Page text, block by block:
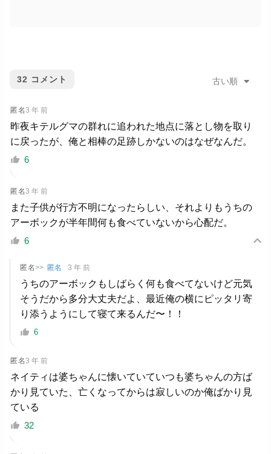
32 コメント 古い順
匿名3 年 前
昨夜キテルグマの群れに追われた地点に落とし物を取り
に戻ったが、俺と相棒の足跡しかないのはなぜなんだ。
6
匿名3 年 前
また子供が行方不明になったらしい、それよりもうちの
アーボックが半年間何も食べていないから心配だ。
6
匿名>>匿名 3 年 前
うちのアーボックもしばらく何も食べてないけど元気
そうだから多分大丈夫だよ、最近俺の横にピッタリ寄
り添うようにして寝て来るんだ〜！！
6
匿名3 年 前
ネイティは婆ちゃんに懐いていていつも婆ちゃんの方ば
かり見ていた、亡くなってからは寂しいのか俺ばかり見
ている
32